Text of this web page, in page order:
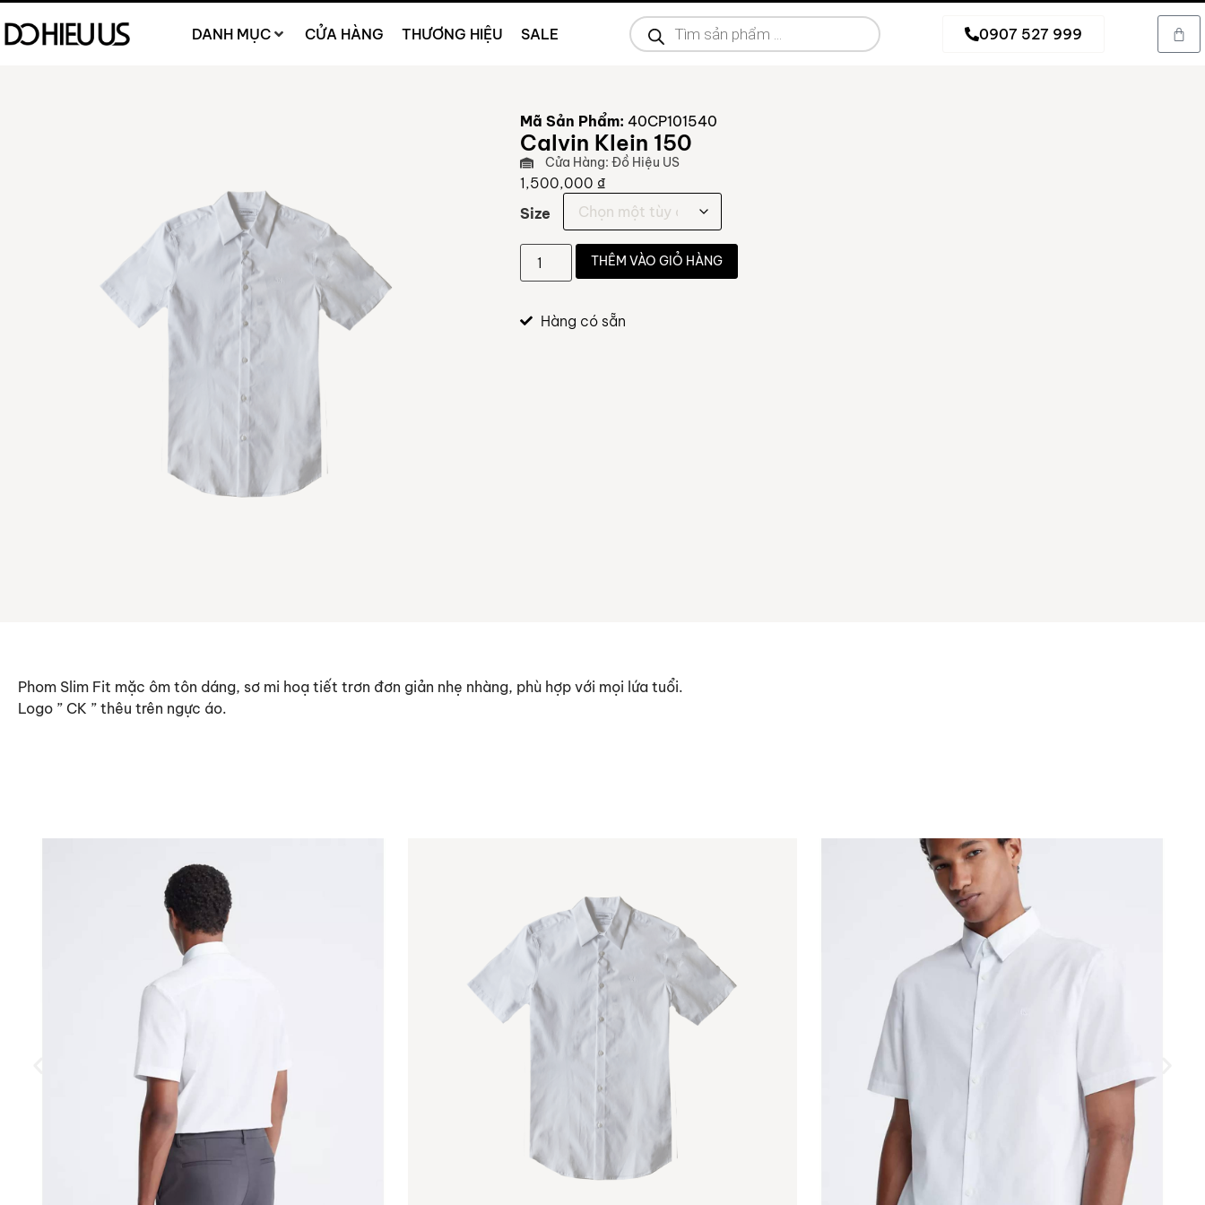
DANH MỤC CỬA HÀNG THƯƠNG HIỆU SALE 0907 527 999
Mã Sản Phẩm: 40CP101540
Calvin Klein 150
Cửa Hàng: Đồ Hiệu US
1,500,000₫
Size
THÊM VÀO GIỎ HÀNG
Hàng có sẵn
Phom Slim Fit mặc ôm tôn dáng, sơ mi hoạ tiết trơn đơn giản nhẹ nhàng, phù hợp với mọi lứa tuổi.
Logo ” CK ” thêu trên ngực áo.